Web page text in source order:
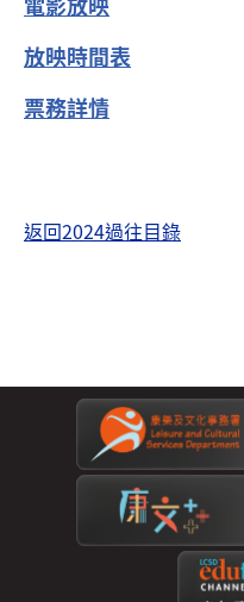
放映時間表
票務詳情
返回2024過往目錄